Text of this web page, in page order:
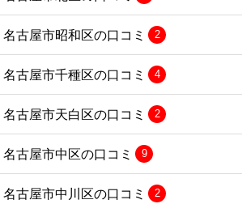
名古屋市昭和区の口コミ 2
名古屋市千種区の口コミ 4
名古屋市天白区の口コミ 2
名古屋市中区の口コミ 9
名古屋市中川区の口コミ 2